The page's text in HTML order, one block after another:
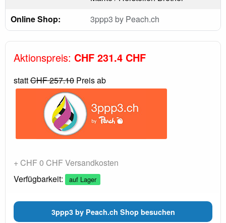
Online Shop:
3ppp3 by Peach.ch
Aktionspreis: CHF 231.4 CHF
stattCHF 257.10 Preis ab
+ CHF 0 CHF Versandkosten
Verfügbarkeit:
auf Lager
3ppp3 by Peach.ch Shop besuchen